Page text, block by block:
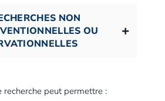
NON
OU
recherche peut permettre :